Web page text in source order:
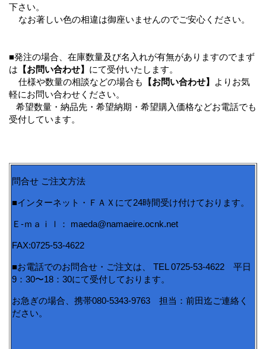
下さい。
なお著しい色の相違は御座いませんのでご安心ください。
■発注の場合、在庫数量及び名入れが有無がありますのでまず
は 【お問い合わせ】 にて受付いたします。
仕様や数量の相談などの場合も
【お問い合わせ】
よりお気
軽にお問い合わせください。
希望数量・納品先・希望納期・希望購入価格などお電話でも
受付しています。
問合せ ご注文方法
■インターネット・ＦＡＸにて24時間受け付けております。
Ｅ-ｍａｉｌ： maeda@namaeire.ocnk.net
FAX:0725-53-4622
■お電話でのお問合せ・ご注文は、 TEL 0725-53-4622 平日
9：30〜18：30にて受付しております。
お急ぎの場合、携帯080-5343-9763 担当：前田迄ご連絡く
ださい。